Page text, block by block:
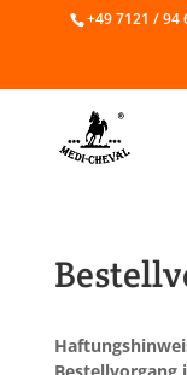
+49 7121 / 94